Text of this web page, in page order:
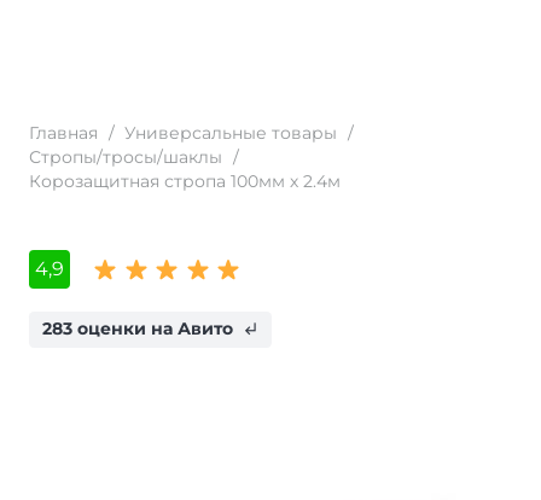
Главная / Универсальные товары /
Стропы/тросы/шаклы /
Корозащитная стропа 100мм х 2.4м
4,9
283 оценки на Авито subdirectory_arrow_left